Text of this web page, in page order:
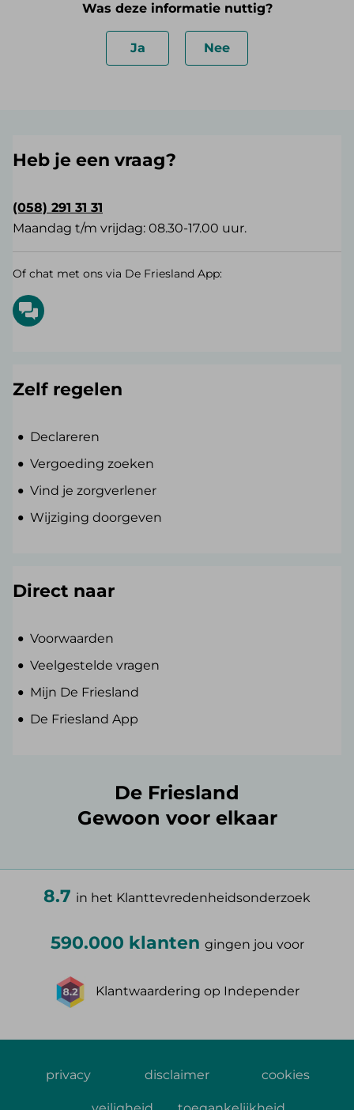
Was deze informatie nuttig?
Ja Nee
Heb je een vraag?
(058) 291 31 31
Maandag t/m vrijdag: 08.30-17.00 uur.
Of chat met ons via De Friesland App:
Zelf regelen
Declareren
Vergoeding zoeken
Vind je zorgverlener
Wijziging doorgeven
Direct naar
Voorwaarden
Veelgestelde vragen
Mijn De Friesland
De Friesland App
De Friesland
Gewoon voor elkaar
8.7 in het Klanttevredenheidsonderzoek
590.000 klanten gingen jou voor
Klantwaardering op Independer
privacy disclaimer cookies